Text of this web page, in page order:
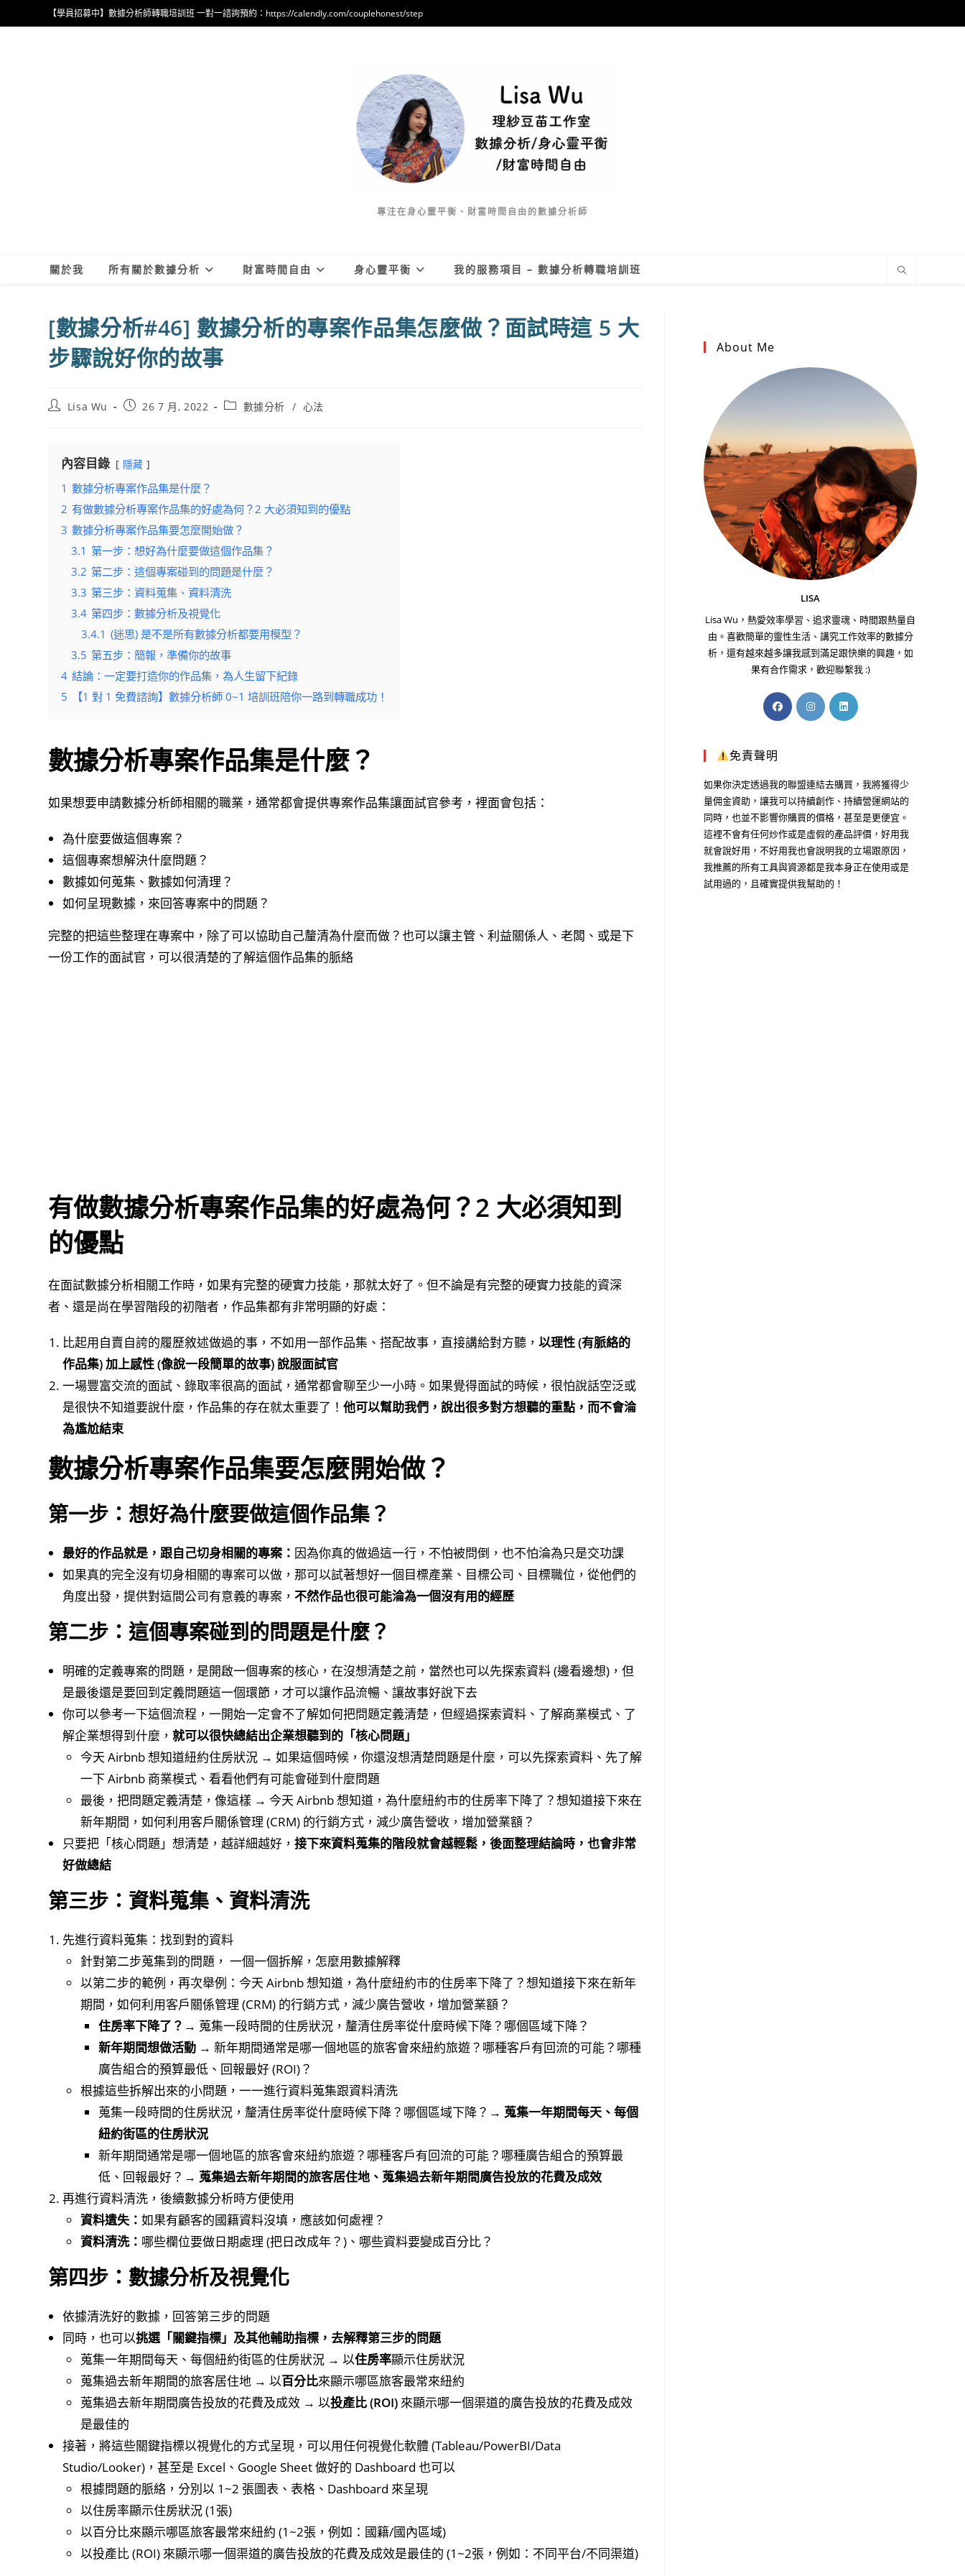
to
【學員招募中】數據分析師轉職培訓班 一對一諮詢預約：https://calendly.com/couplehonest/step
專注在身心靈平衡、財富時間自由的數據分析師
關於我 所有關於數據分析 財富時間自由 身心靈平衡 我的服務項目 – 數據分析轉職培訓班
[數據分析#46] 數據分析的專案作品集怎麼做？面試時這 5 大
步驟說好你的故事
PostLisa Wu
Post26 7 月, 2022
Post數據分析 / 心法
內容目錄 隱藏
1 數據分析專案作品集是什麼？
2 有做數據分析專案作品集的好處為何？2 大必須知到的優點
3 數據分析專案作品集要怎麼開始做？
3.1 第一步：想好為什麼要做這個作品集？
3.2 第二步：這個專案碰到的問題是什麼？
3.3 第三步：資料蒐集、資料清洗
3.4 第四步：數據分析及視覺化
3.4.1 (迷思) 是不是所有數據分析都要用模型？
3.5 第五步：簡報，準備你的故事
4 結論：一定要打造你的作品集，為人生留下紀錄
5
【1 對 1 免費諮詢】數據分析師 0~1 培訓班陪你一路到轉職成功！
數據分析專案作品集是什麼？
如果想要申請數據分析師相關的職業，通常都會提供專案作品集讓面試官參考，裡面會包括：
為什麼要做這個專案？
這個專案想解決什麼問題？
數據如何蒐集、數據如何清理？
如何呈現數據，來回答專案中的問題？
完整的把這些整理在專案中，除了可以協助自己釐清為什麼而做？也可以讓主管、利益關係人、老闆、或是下
一份工作的面試官，可以很清楚的了解這個作品集的脈絡
有做數據分析專案作品集的好處為何？2 大必須知到
的優點
在面試數據分析相關工作時，如果有完整的硬實力技能，那就太好了。但不論是有完整的硬實力技能的資深
者、還是尚在學習階段的初階者，作品集都有非常明顯的好處：
比起用自賣自誇的履歷敘述做過的事，不如用一部作品集、搭配故事，直接講給對方聽，以理性 (有脈絡的
作品集) 加上感性 (像說一段簡單的故事) 說服面試官
一場豐富交流的面試、錄取率很高的面試，通常都會聊至少一小時。如果覺得面試的時候，很怕說話空泛或
是很快不知道要說什麼，作品集的存在就太重要了！他可以幫助我們，說出很多對方想聽的重點，而不會淪
為尷尬結束
數據分析專案作品集要怎麼開始做？
第一步：想好為什麼要做這個作品集？
最好的作品就是，跟自己切身相關的專案： 因為你真的做過這一行，不怕被問倒，也不怕淪為只是交功課
如果真的完全沒有切身相關的專案可以做，那可以試著想好一個目標產業、目標公司、目標職位，從他們的
角度出發，提供對這間公司有意義的專案，不然作品也很可能淪為一個沒有用的經歷
第二步：這個專案碰到的問題是什麼？
明確的定義專案的問題，是開啟一個專案的核心，在沒想清楚之前，當然也可以先探索資料 (邊看邊想)，但
是最後還是要回到定義問題這一個環節，才可以讓作品流暢、讓故事好說下去
你可以參考一下這個流程，一開始一定會不了解如何把問題定義清楚，但經過探索資料、了解商業模式、了
解企業想得到什麼，就可以很快總結出企業想聽到的「核心問題」
今天 Airbnb 想知道紐約住房狀況 → 如果這個時候，你還沒想清楚問題是什麼，可以先探索資料、先了解
一下 Airbnb 商業模式、看看他們有可能會碰到什麼問題
最後，把問題定義清楚，像這樣 → 今天 Airbnb 想知道，為什麼紐約市的住房率下降了？想知道接下來在
新年期間，如何利用客戶關係管理 (CRM) 的行銷方式，減少廣告營收，增加營業額？
只要把「核心問題」想清楚，越詳細越好，接下來資料蒐集的階段就會越輕鬆，後面整理結論時，也會非常
好做總結
第三步：資料蒐集、資料清洗
先進行資料蒐集：找到對的資料
針對第二步蒐集到的問題， 一個一個拆解，怎麼用數據解釋
以第二步的範例，再次舉例：今天 Airbnb 想知道，為什麼紐約市的住房率下降了？想知道接下來在新年
期間，如何利用客戶關係管理 (CRM) 的行銷方式，減少廣告營收，增加營業額？
住房率下降了？ → 蒐集一段時間的住房狀況，釐清住房率從什麼時候下降？哪個區域下降？
新年期間想做活動 → 新年期間通常是哪一個地區的旅客會來紐約旅遊？哪種客戶有回流的可能？哪種
廣告組合的預算最低、回報最好 (ROI)？
根據這些拆解出來的小問題，一一進行資料蒐集跟資料清洗
蒐集一段時間的住房狀況，釐清住房率從什麼時候下降？哪個區域下降？→ 蒐集一年期間每天、每個
紐約街區的住房狀況
新年期間通常是哪一個地區的旅客會來紐約旅遊？哪種客戶有回流的可能？哪種廣告組合的預算最
低、回報最好？→ 蒐集過去新年期間的旅客居住地、蒐集過去新年期間廣告投放的花費及成效
再進行資料清洗，後續數據分析時方便使用
資料遺失：如果有顧客的國籍資料沒填，應該如何處裡？
資料清洗： 哪些欄位要做日期處理 (把日改成年？)、哪些資料要變成百分比？
第四步：數據分析及視覺化
依據清洗好的數據，回答第三步的問題
同時，也可以挑選「關鍵指標」及其他輔助指標，去解釋第三步的問題
蒐集一年期間每天、每個紐約街區的住房狀況 → 以住房率顯示住房狀況
蒐集過去新年期間的旅客居住地 → 以百分比來顯示哪區旅客最常來紐約
蒐集過去新年期間廣告投放的花費及成效 → 以投產比 (ROI) 來顯示哪一個渠道的廣告投放的花費及成效
是最佳的
接著，將這些關鍵指標以視覺化的方式呈現，可以用任何視覺化軟體 (Tableau/PowerBI/Data
Studio/Looker)，甚至是 Excel、Google Sheet 做好的 Dashboard 也可以
根據問題的脈絡，分別以 1~2 張圖表、表格、Dashboard 來呈現
以住房率顯示住房狀況 (1張)
以百分比來顯示哪區旅客最常來紐約 (1~2張，例如：國籍/國內區域)
以投產比 (ROI) 來顯示哪一個渠道的廣告投放的花費及成效是最佳的 (1~2張，例如：不同平台/不同渠道)
About Me
LISA
Lisa Wu，熱愛效率學習、追求靈魂、時間跟熱量自
由。喜歡簡單的靈性生活、講究工作效率的數據分
析，還有越來越多讓我感到滿足跟快樂的興趣，如
果有合作需求，歡迎聯繫我 :)
免責聲明
如果你決定透過我的聯盟連結去購買，我將獲得少
量佣金資助，讓我可以持續創作、持續營運網站的
同時，也並不影響你購買的價格，甚至是更便宜。
這裡不會有任何炒作或是虛假的產品評價，好用我
就會說好用，不好用我也會說明我的立場跟原因，
我推薦的所有工具與資源都是我本身正在使用或是
試用過的，且確實提供我幫助的！